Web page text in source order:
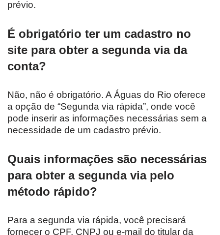
prévio.
É obrigatório ter um cadastro no
site para obter a segunda via da
conta?
Não, não é obrigatório. A Águas do Rio oferece
a opção de “Segunda via rápida”, onde você
pode inserir as informações necessárias sem a
necessidade de um cadastro prévio.
Quais informações são necessárias
para obter a segunda via pelo
método rápido?
Para a segunda via rápida, você precisará
fornecer o CPF, CNPJ ou e-mail do titular da